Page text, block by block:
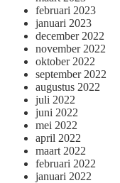
februari 2023
januari 2023
december 2022
november 2022
oktober 2022
september 2022
augustus 2022
juli 2022
juni 2022
mei 2022
april 2022
maart 2022
februari 2022
januari 2022